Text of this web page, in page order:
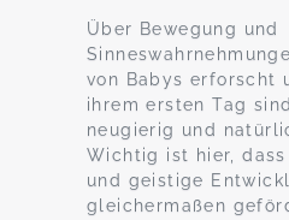
Über Bewegung und
von Babys erforscht
ihrem ersten Tag
neugierig und
Wichtig ist hier,
und geistige
gleichermaßen